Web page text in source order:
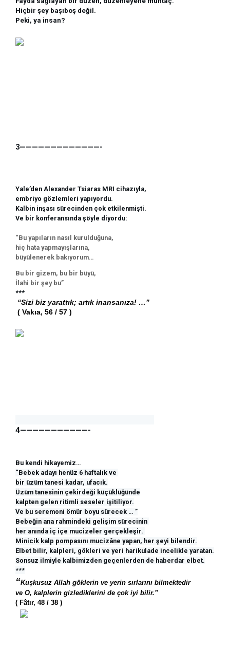
Hiçbir şey başıboş değil.
Peki, ya insan?
3—————————————-
Yale’den Alexander Tsiaras MRI cihazıyla,
embriyo gözlemleri yapıyordu.
Kalbin inşası sürecinden çok etkilenmişti.
Ve bir konferansında şöyle diyordu:
“Bu yapıların nasıl kurulduğuna,
hiç hata yapmayışlarına,
büyülenerek bakıyorum…
Bu bir gizem, bu bir büyü,
İlahi bir şey bu”
***
“Sizi biz yarattık; artık inansanıza! …”
( Vakıa, 56 / 57 )
4———————————-
Bu kendi hikayemiz…
“Bebek adayı henüz 6 haftalık ve
bir üzüm tanesi kadar, ufacık.
Üzüm tanesinin çekirdeği küçüklüğünde
kalpten gelen ritimli seseler işitiliyor.
Ve bu seremoni ömür boyu sürecek … ”
Bebeğin ana rahmindeki gelişim sürecinin
her anında iç içe mucizeler gerçekleşir.
Minicik kalp pompasını mucizâne yapan, her şeyi bilendir.
Elbet bilir, kalpleri, gökleri ve yeri harikulade incelikle yaratan.
Sonsuz ilmiyle kalbimizden geçenlerden de haberdar elbet.
***
“Kuşkusuz Allah göklerin ve yerin sırlarını bilmektedir
ve O, kalplerin gizlediklerini de çok iyi bilir.”
( Fâtır, 48 / 38 )